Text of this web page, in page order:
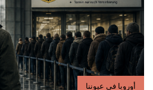
أوروبا في عيوننا